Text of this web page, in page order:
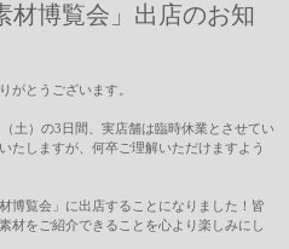
材博覧会」出店のお知
がとうございます。
土）の3日間、実店舗は臨時休業とさせてい
たしますが、何卒ご理解いただけますよう
博覧会」に出店することになりました！皆
材をご紹介できることを心より楽しみにし